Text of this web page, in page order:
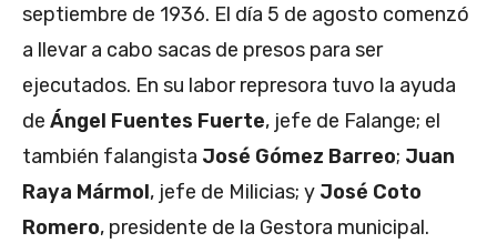
septiembre de 1936. El día 5 de agosto comenzó
a llevar a cabo sacas de presos para ser
ejecutados. En su labor represora tuvo la ayuda
de Ángel Fuentes Fuerte, jefe de Falange; el
también falangista José Gómez Barreo; Juan
Raya Mármol, jefe de Milicias; y José Coto
Romero, presidente de la Gestora municipal.